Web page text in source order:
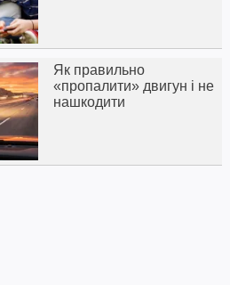
Як правильно
«пропалити» двигун і не
нашкодити